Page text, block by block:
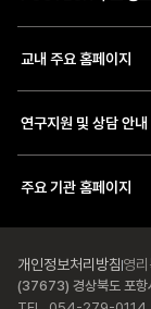
교내 주요 홈페이지
연구지원 및 상담 안내
주요 기관 홈페이지
(37673) 경상북도 포항
개인정보처리방침 영